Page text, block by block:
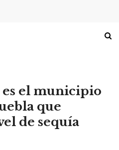
el municipio
que
de sequía